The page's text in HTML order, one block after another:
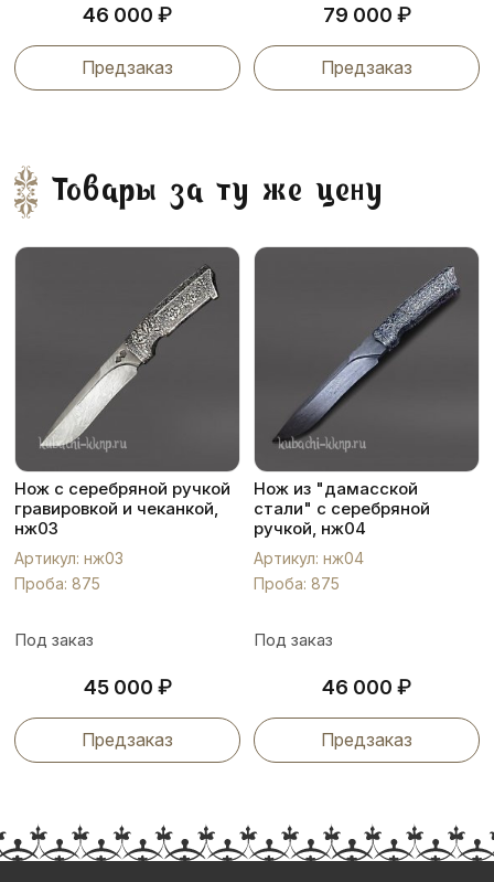
46 000 ₽
Предзаказ
79 000 ₽
Предзаказ
Товары за ту же цену
Нож с серебряной ручкой
гравировкой и чеканкой,
нж03
Артикул: нж03
Проба: 875
Под заказ
45 000 ₽
Предзаказ
Нож из "дамасской
стали" с серебряной
ручкой, нж04
Артикул: нж04
Проба: 875
Под заказ
46 000 ₽
Предзаказ